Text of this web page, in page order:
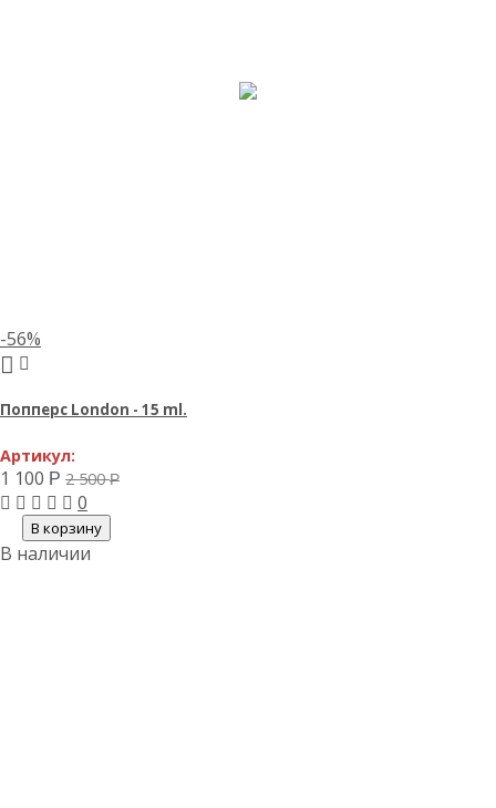
-56%
Попперс London - 15 ml.
Артикул:
1 100 Р 2 500Р
0
В корзину
В наличии